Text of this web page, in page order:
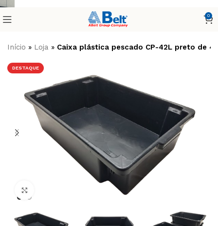
0
Início » Loja » Caixa plástica pescado CP-42L preto de
DESTAQUE